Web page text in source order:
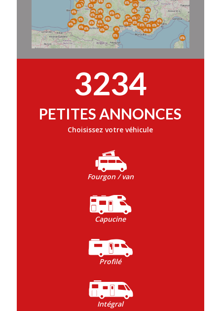
3234
PETITES ANNONCES
Choisissez votre véhicule
Fourgon / van
Capucine
Profilé
Intégral